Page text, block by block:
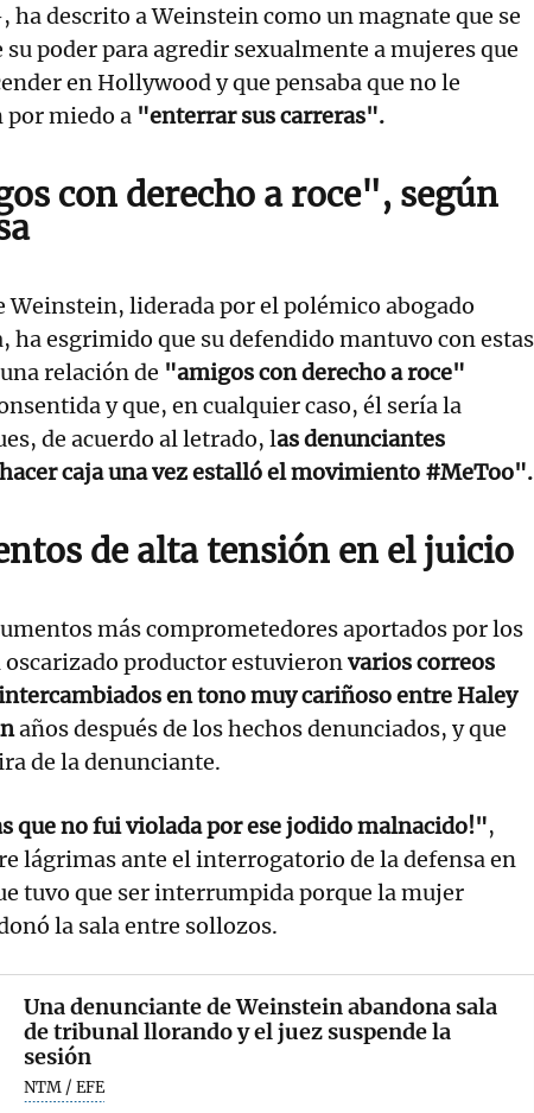
ha descrito a Weinstein como un magnate que se
su poder para agredir sexualmente a mujeres que
en Hollywood y que pensaba que no le
miedo a "enterrar sus carreras".
con derecho a roce", según
Weinstein, liderada por el polémico abogado
ha esgrimido que su defendido mantuvo con estas
relación de "amigos con derecho a roce"
y que, en cualquier caso, él sería la
de acuerdo al letrado, las denunciantes
caja una vez estalló el movimiento #MeToo".
de alta tensión en el juicio
más comprometedores aportados por los
oscarizado productor estuvieronvarios correos
en tono muy cariñoso entre Haley
años después de los hechos denunciados, y que
de la denunciante.
que no fui violada por ese jodido malnacido!",
lágrimas ante el interrogatorio de la defensa en
tuvo que ser interrumpida porque la mujer
la sala entre sollozos.
Una denunciante de Weinstein abandona sala
de tribunal llorando y el juez suspende la
sesión
NTM / EFE